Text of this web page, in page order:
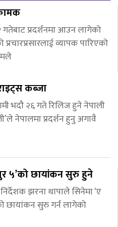
प्रदर्शनमा आउन लागेको
प्रचारप्रसारलाई व्यापक पारिएको
कब्जा
भदौ २६ गते रिलिज हुने नेपाली
नेपालमा प्रदर्शन हुनु अगावै
५’को छायांकन सुरु हुने
झरना थापाले सिनेमा ‘ए
छायांकन सुरु गर्न लागेको